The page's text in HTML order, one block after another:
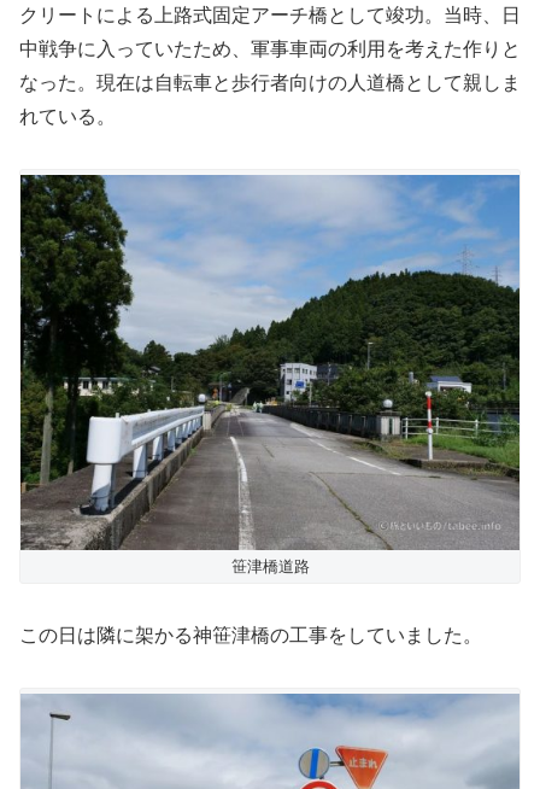
クリートによる上路式固定アーチ橋として竣功。当時、日
中戦争に入っていたため、軍事車両の利用を考えた作りと
なった。現在は自転車と歩行者向けの人道橋として親しま
れている。
笹津橋道路
この日は隣に架かる神笹津橋の工事をしていました。